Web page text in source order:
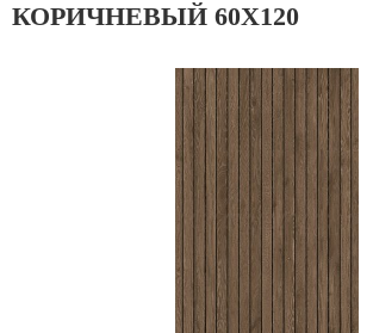
ТИПОВЫЕ РЕШЕНИЯ
ОПЛАТА И ДОСТАВКА
ГДЕ КУПИТЬ
О КОМПАНИИ
ВАЖНОЕ
CОТРУДНИЧЕСТВО
КОРИЧНЕВЫЙ 60X120